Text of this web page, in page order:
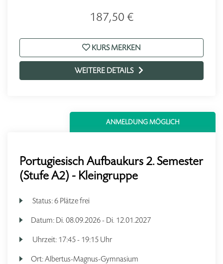
187,50 €
KURS MERKEN
WEITERE DETAILS
ANMELDUNG MÖGLICH
Portugiesisch Aufbaukurs 2. Semester
(Stufe A2) - Kleingruppe
Status:6 Plätze frei
Datum: Di. 08.09.2026 - Di. 12.01.2027
Uhrzeit: 17:45 - 19:15 Uhr
Ort:Albertus-Magnus-Gymnasium